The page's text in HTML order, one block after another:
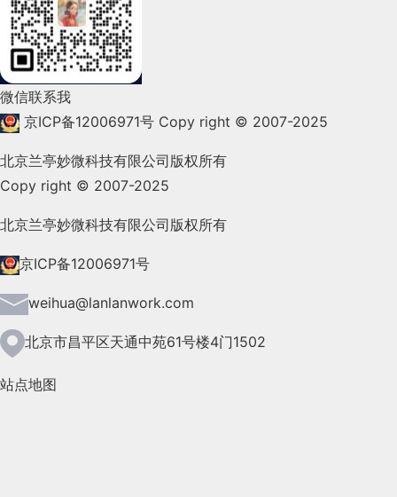
2022年1月(99)
2021年12月(105)
2021年9月(153)
2021年8月(147)
2021年7月(149)
2021年6月(157)
2021年5月(124)
微信联系我
京ICP备12006971号 Copy right © 2007-2025
北京兰亭妙微科技有限公司版权所有
Copy right © 2007-2025
北京兰亭妙微科技有限公司版权所有
京ICP备12006971号
weihua@lanlanwork.com
北京市昌平区天通中苑61号楼4门1502
站点地图